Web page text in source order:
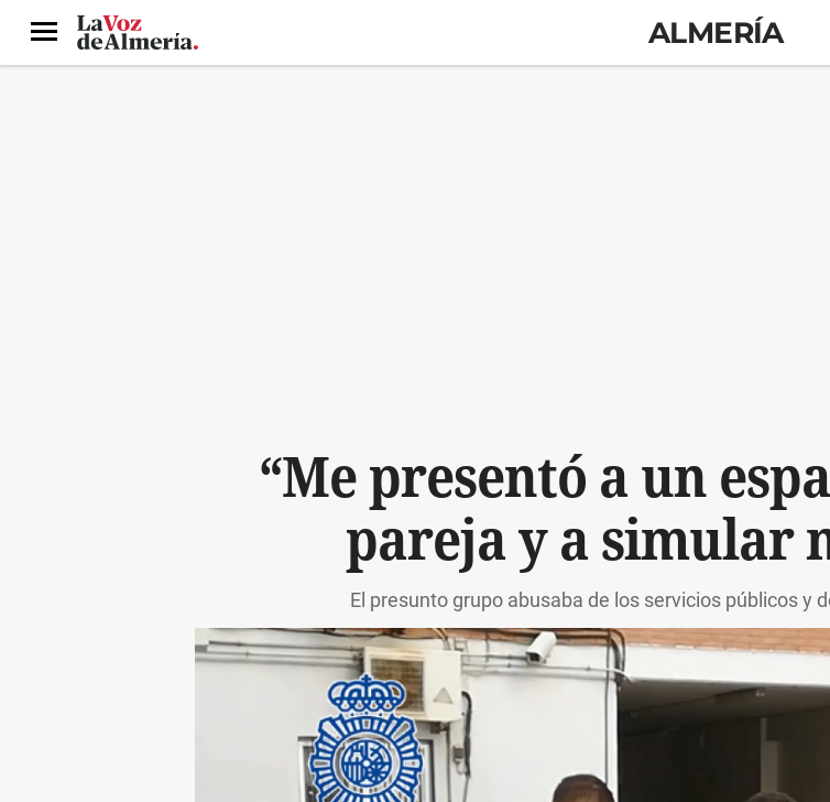
Menú ALMERÍA
“Me presentó a un
pareja y a simular
El presunto grupo abusaba de los servicios públicos y